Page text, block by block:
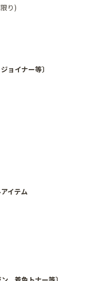
り)
ョイナー等〕
イテム